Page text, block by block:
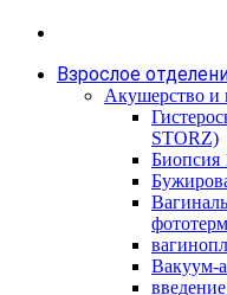
Взрослое
Акушерство и
STORZ)
Биопсия
Вакуум-